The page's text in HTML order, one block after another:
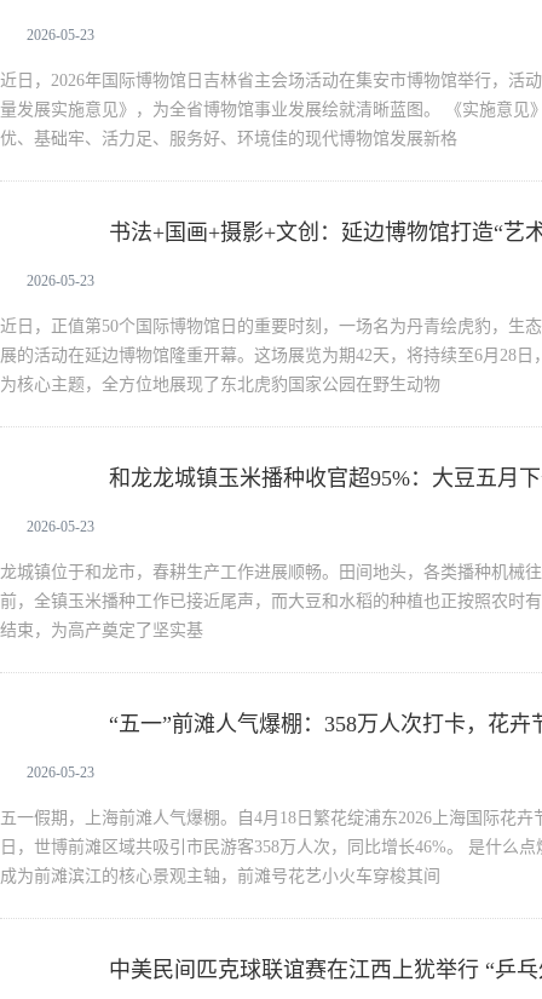
2026-05-23
近日，2026年国际博物馆日吉林省主会场活动在集安市博物馆举行，活
量发展实施意见》，为全省博物馆事业发展绘就清晰蓝图。 《实施意见
优、基础牢、活力足、服务好、环境佳的现代博物馆发展新格
书法+国画+摄影+文创：延边博物馆打造“艺
2026-05-23
近日，正值第50个国际博物馆日的重要时刻，一场名为丹青绘虎豹，生
展的活动在延边博物馆隆重开幕。这场展览为期42天，将持续至6月28
为核心主题，全方位地展现了东北虎豹国家公园在野生动物
和龙龙城镇玉米播种收官超95%：大豆五月
2026-05-23
龙城镇位于和龙市，春耕生产工作进展顺畅。田间地头，各类播种机械
前，全镇玉米播种工作已接近尾声，而大豆和水稻的种植也正按照农时
结束，为高产奠定了坚实基
“五一”前滩人气爆棚：358万人次打卡，花卉
2026-05-23
五一假期，上海前滩人气爆棚。自4月18日繁花绽浦东2026上海国际花
日，世博前滩区域共吸引市民游客358万人次，同比增长46%。 是什么
成为前滩滨江的核心景观主轴，前滩号花艺小火车穿梭其间
中美民间匹克球联谊赛在江西上犹举行 “乒